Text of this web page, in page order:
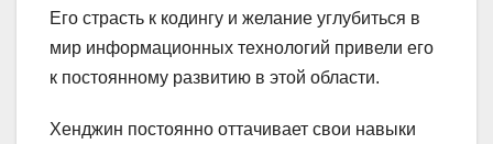
Его страсть к кодингу и желание углубиться в
мир информационных технологий привели его
к постоянному развитию в этой области.
Хенджин постоянно оттачивает свои навыки